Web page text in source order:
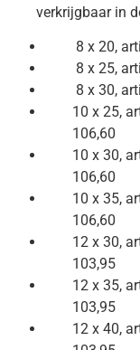
verkrijgbaar in
8 x 20,
8 x 25,
8 x 30,
10 x 25,
106,60
10 x 30,
106,60
10 x 35,
106,60
12 x 30,
103,95
12 x 35,
103,95
12 x 40,